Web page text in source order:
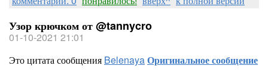
Узор крючком от @tannycro
01-10-2021 21:01
Это цитата сообщения BelenayaОригинальное сообщение